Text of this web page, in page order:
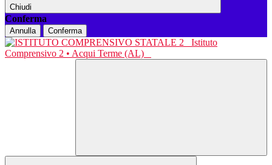
Chiudi
Conferma
Annulla Conferma
Istituto
Comprensivo 2 • Acqui Terme (AL)